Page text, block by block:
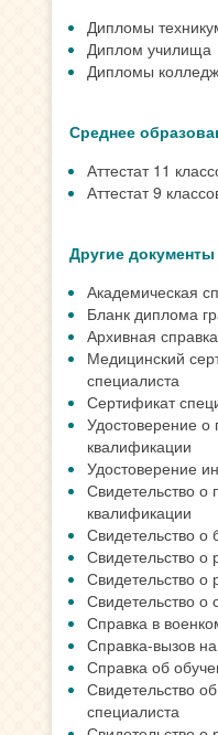
Дипломы
Диплом училища
Дипломы
Среднее
Аттестат 11
Аттестат 9
Другие документы
Академическая
Бланк диплома
Архивная справка
Медицинский
специалиста
Сертификат
Удостоверение
квалификации
Удостоверение
Свидетельство
квалификации
Свидетельство о
Свидетельство о
Свидетельство о
Свидетельство о
Справка в
Справка-вызов
Справка об
Свидетельство
специалиста